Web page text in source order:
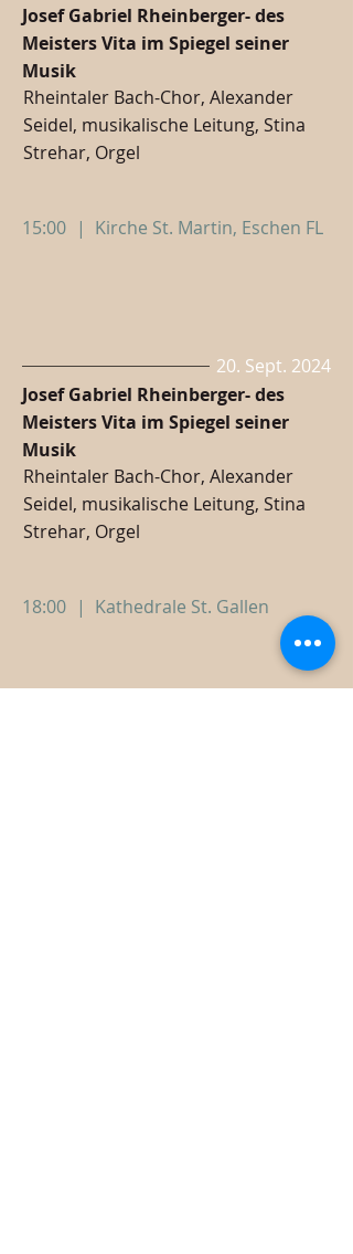
Josef Gabriel Rheinberger- des
Meisters Vita im Spiegel seiner
Musik
Rheintaler Bach-Chor, Alexander
Seidel, musikalische Leitung, Stina
Strehar, Orgel
15:00 | Kirche St. Martin, Eschen FL
20. Sept. 2024
Josef Gabriel Rheinberger- des
Meisters Vita im Spiegel seiner
Musik
Rheintaler Bach-Chor, Alexander
Seidel, musikalische Leitung, Stina
Strehar, Orgel
18:00 | Kathedrale St. Gallen